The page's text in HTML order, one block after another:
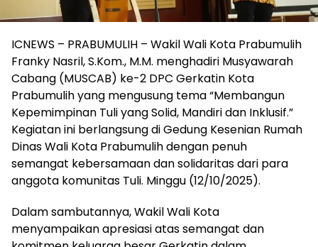
ICNEWS – PRABUMULIH – Wakil Wali Kota Prabumulih
Franky Nasril, S.Kom., M.M. menghadiri Musyawarah
Cabang (MUSCAB) ke-2 DPC Gerkatin Kota
Prabumulih yang mengusung tema “Membangun
Kepemimpinan Tuli yang Solid, Mandiri dan Inklusif.”
Kegiatan ini berlangsung di Gedung Kesenian Rumah
Dinas Wali Kota Prabumulih dengan penuh
semangat kebersamaan dan solidaritas dari para
anggota komunitas Tuli. Minggu (12/10/2025).
Dalam sambutannya, Wakil Wali Kota
menyampaikan apresiasi atas semangat dan